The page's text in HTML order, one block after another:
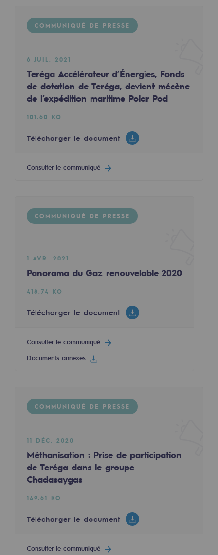
Acteur engagé
Acteur engagé
Ambition RSE
Responsabilité environnementale
Responsabilité environnementale
BE POSITIF, le programme de
Décarbonation : une priorité
Gestion de l'énergie
Gestion des impacts
Energiz Mouv
Energiz Mouv
Le programme social et territorial de
Territorial
Social
Inclusion
Mixité et égalité Femme-Homme
PARI 2035, le programme de sécurité
COMMUNIQUÉ DE PRESSE
6 JUIL. 2021
Teréga Accélérateur d’Énergies, Fonds
de dotation de Teréga, devient mécène
de l’expédition maritime Polar Pod
101.60 KO
Télécharger le document
Consulter le communiqué
COMMUNIQUÉ DE PRESSE
1 AVR. 2021
Panorama du Gaz renouvelable 2020
418.74 KO
Télécharger le document
Consulter le communiqué
Documents annexes
COMMUNIQUÉ DE PRESSE
11 DÉC. 2020
Méthanisation : Prise de participation
de Teréga dans le groupe
Chadasaygas
149.61 KO
Télécharger le document
Consulter le communiqué